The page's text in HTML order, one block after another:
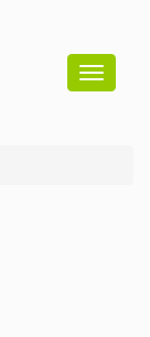
Toggle